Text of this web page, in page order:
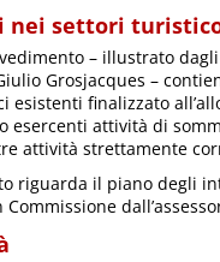
nei settori
– illustrato
Grosjacques –
esistenti finalizzato
esercenti attività di
attività strettamente
riguarda il piano degli